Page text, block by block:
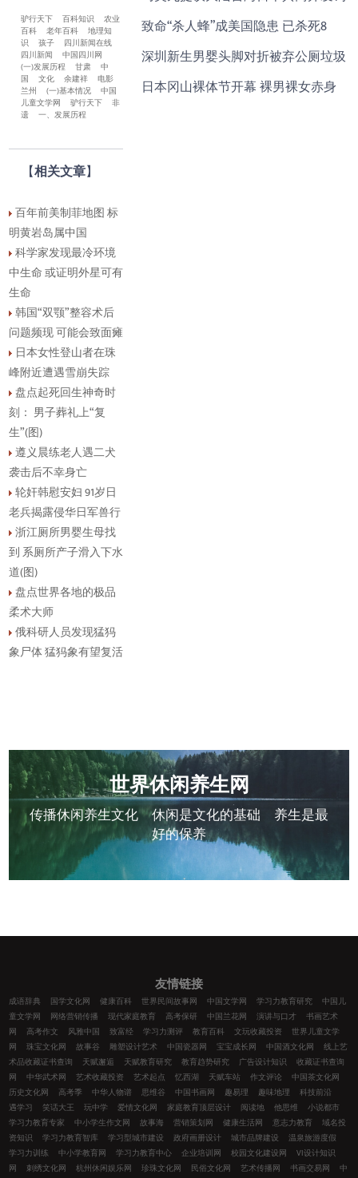
驴行天下 百科知识
农业
百科
老年百科
地理知
识
孩子
四川新闻在线
四川新闻
中国四川网
(一)发展历程
甘肃
中
国
文化 余建祥
电影
兰州
(一)基本情况
中国
儿童文学网
驴行天下
非
遗
一、发展历程
【相关文章】
百年前美制菲地图 标
明黄岩岛属中国
科学家发现最冷环境
中生命 或证明外星可有
生命
韩国“双颚”整容术后
问题频现 可能会致面瘫
日本女性登山者在珠
峰附近遭遇雪崩失踪
盘点起死回生神奇时
刻： 男子葬礼上“复
生”(图)
遵义晨练老人遇二犬
袭击后不幸身亡
轮奸韩慰安妇 91岁日
老兵揭露侵华日军兽行
浙江厕所男婴生母找
到 系厕所产子滑入下水
道(图)
盘点世界各地的极品
柔术大师
俄科研人员发现猛犸
象尸体 猛犸象有望复活
致命“杀人蜂”成美国隐患 已杀死8
深圳新生男婴头脚对折被弃公厕垃圾
日本冈山裸体节开幕 裸男裸女赤身
世界休闲养生网
传播休闲养生文化 休闲是文化的基础 养生是最
好的保养
友情链接
成语辞典 国学文化网 健康百科 世界民间故事网 中国文学网 学习力教育研究
中国儿
童文学网
网络营销传播 现代家庭教育 高考保研 中国兰花网 演讲与口才
书画艺术
网
高考作文 风雅中国 致富经 学习力测评 教育百科 文玩收藏投资
世界儿童文学
网
珠宝文化网 故事谷 雕塑设计艺术 中国瓷器网 宝宝成长网 中国酒文化网
线上艺
术品收藏证书查询
天赋邂逅 天赋教育研究 教育趋势研究 广告设计知识
收藏证书查询
网
中华武术网 艺术收藏投资 艺术起点 忆西湖 天赋车站 作文评论
中国茶文化网
历史文化网
高考季 中华人物谱 思维谷 中国书画网 趣易理 趣味地理
科技前沿
遇学习
笑话大王 玩中学 爱情文化网 家庭教育顶层设计 阅读地 他思维
小说都市
学习力教育专家
中小学生作文网 故事海 营销策划网 健康生活网 意志力教育
域名投
资知识
学习力教育智库 学习型城市建设 政府画册设计 城市品牌建设
温泉旅游度假
学习力训练
中小学教育网 学习力教育中心 企业培训网 校园文化建设网
VI设计知识
网
刺绣文化网 杭州休闲娱乐网 珍珠文化网 民俗文化网 艺术传播网 书画交易网
中